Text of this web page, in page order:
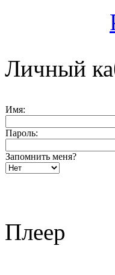
Личный
Имя:
Пароль:
Запомнить меня?
Плеер